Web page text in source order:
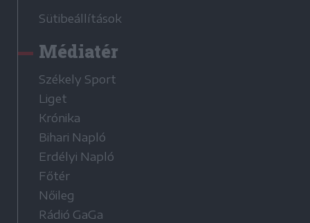
Sütibeállítások
Médiatér
Székely Sport
Liget
Krónika
Bihari Napló
Erdélyi Napló
Főtér
Nőileg
Rádió GaGa